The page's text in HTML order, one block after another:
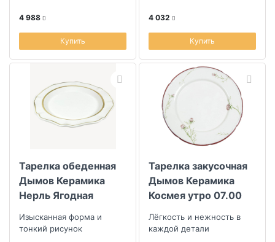
4 988
Купить
4 032
Купить
Тарелка обеденная
Дымов Керамика
Нерль Ягодная
Изысканная форма и
тонкий рисунок
Тарелка закусочная
Дымов Керамика
Космея утро 07.00
Лёгкость и нежность в
каждой детали